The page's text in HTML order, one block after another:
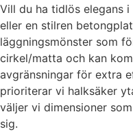
Vill du ha tidlös elegans
eller en stilren
läggningsmönster som
cirkel/matta och kan
avgränsningar för extra
prioriterar vi halksäker
väljer vi dimensioner
sig.